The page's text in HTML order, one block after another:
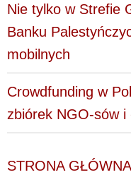
Nie tylko w Strefie
Banku
mobilnych
Crowdfunding w
zbiórek NGO-sów
STRONA GŁÓWNA